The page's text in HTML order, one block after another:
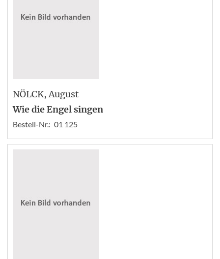
NÖLCK, August
Wie die Engel singen
Bestell-Nr.: 01 125